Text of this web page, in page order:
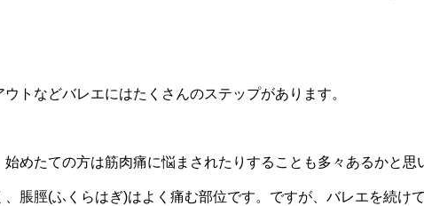
トなどバレエにはたくさんのステップがあります。
めたての方は筋肉痛に悩まされたりすることも多々あるかと思
脹脛(ふくらはぎ)はよく痛む部位です。 ですが、バレエを続け